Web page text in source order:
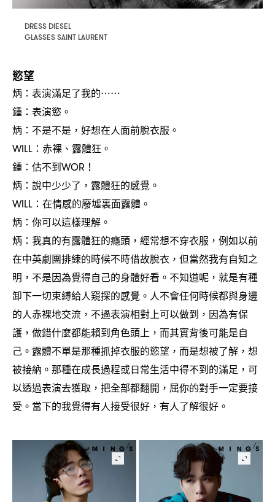
DRESS DIESEL
GLASSES SAINT LAURENT
慾望
炳 ： 表演滿足了我的⋯⋯
鍾 ： 表演慾。
炳 ： 不是不是 ， 好想在人面前脫衣服。
WILL： 赤裸、露體狂。
鍾 ： 估不到WOR！
炳 ： 說中少少了 ， 露體狂的感覺。
WILL： 在情感的廢墟裏面露體。
炳 ： 你可以這樣理解。
炳 ： 我真的有露體狂的癮頭 ， 經常想不穿衣服 ， 例如以前
在中英劇團排練的時候不時借故脫衣 ， 但當然我有自知之
明 ， 不是因為覺得自己的身體好看。不知道呢 ， 就是有種
卸下一切束縛給人窺探的感覺。人不會任何時候都與身邊
的人赤裸地交流 ， 不過表演相對上可以做到 ， 因為有保
護 ， 做錯什麼都能賴到角色頭上 ， 而其實背後可能是自
己。露體不單是那種抓掉衣服的慾望 ， 而是想被了解 ， 想
被接納。那種在成長過程或日常生活中得不到的滿足 ， 可
以透過表演去獲取 ， 把全部都翻開 ， 屈你的對手一定要接
受。當下的我覺得有人接受很好 ， 有人了解很好。